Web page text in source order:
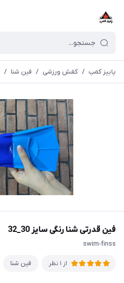
پاییز کمپ / کفش ورزشی / فین شنا /
فین قدرتی شنا رنگی سایز 30_32
swim-finss
از 1 نظر فین شنا